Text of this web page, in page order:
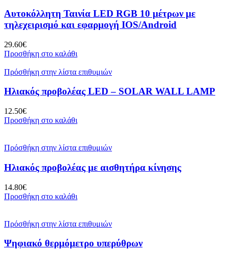
Αυτοκόλλητη Ταινία LED RGB 10 μέτρων με
τηλεχειρισμό και εφαρμογή IOS/Android
29.60€
Προσθήκη στο καλάθι
Πρόσθήκη στην λίστα επιθυμιών
Ηλιακός προβολέας LED – SOLAR WALL LAMP
12.50€
Προσθήκη στο καλάθι
Πρόσθήκη στην λίστα επιθυμιών
Ηλιακός προβολέας με αισθητήρα κίνησης
14.80€
Προσθήκη στο καλάθι
Πρόσθήκη στην λίστα επιθυμιών
Ψηφιακό θερμόμετρο υπερύθρων